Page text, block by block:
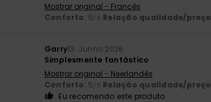
Mostrar original - Francês
Conforto: 5/5 Relação qualidade/preço
Garry13. Junho 2026
Simplesmente fantástico
Mostrar original - Neerlandês
Conforto: 5/5 Relação qualidade/preço
Eu recomendo este produto